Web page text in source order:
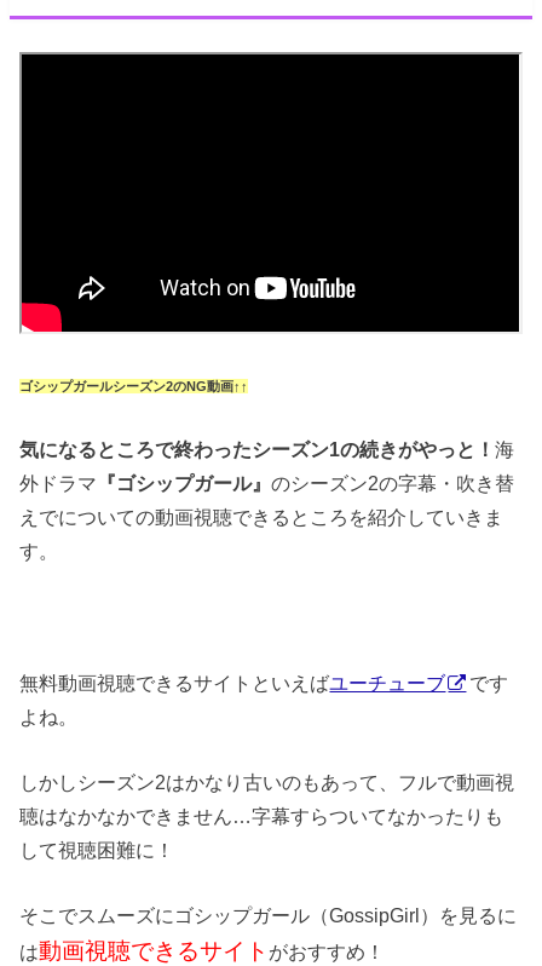
ゴシップガールシーズン2のNG動画↑↑
気になるところで終わったシーズン1の続きがやっと！海
外ドラマ 『ゴシップガール』のシーズン2の字幕・吹き替
えでについての動画視聴できるところを紹介していきま
す。
無料動画視聴できるサイトといえばユーチューブ
です
よね。
しかしシーズン2はかなり古いのもあって、フルで動画視
聴はなかなかできません…字幕すらついてなかったりも
して視聴困難に！
そこでスムーズにゴシップガール（GossipGirl）を見るに
は動画視聴できるサイト がおすすめ！